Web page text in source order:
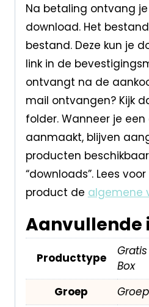
Na betaling ontvang
download. Het
bestand. Deze kun je
link in de
ontvangt na de
mail ontvangen? Kijk
folder. Wanneer je
aanmaakt, blijven
producten
“downloads”. Lees
product de algemene
Aanvullende
Producttype
Box
Groep